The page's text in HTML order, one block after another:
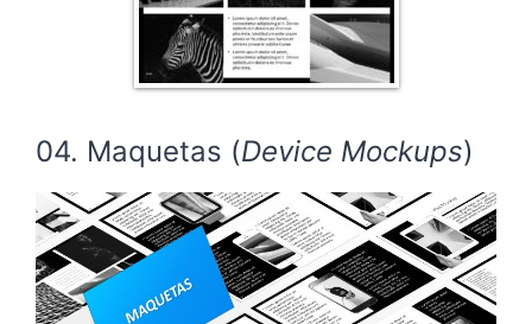
04. Maquetas (Device Mockups)